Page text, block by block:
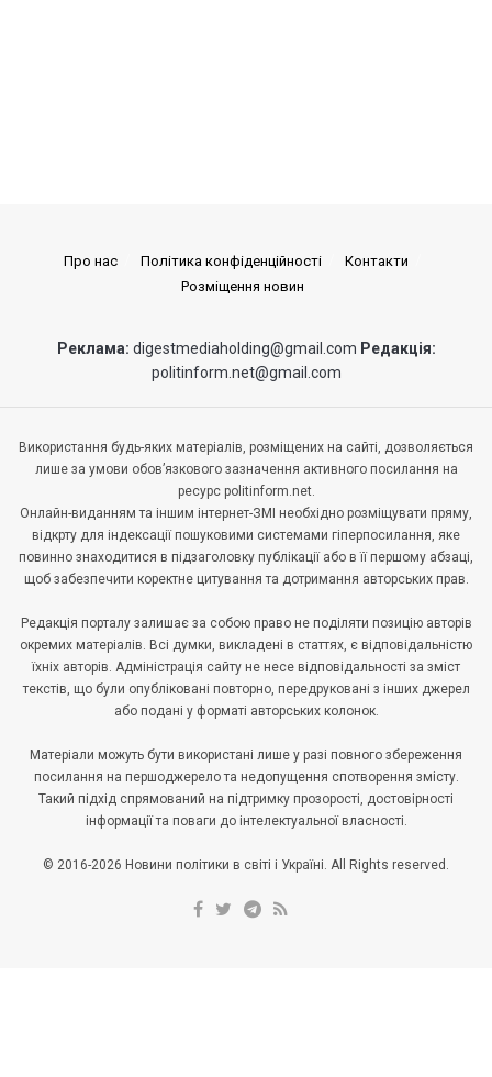
Про нас Політика конфіденційності
Контакти
Розміщення новин
Реклама: digestmediaholding@gmail.com Редакція:
politinform.net@gmail.com
Використання будь-яких матеріалів, розміщених на сайті, дозволяється
лише за умови обов’язкового зазначення активного посилання на
ресурс politinform.net.
Онлайн-виданням та іншим інтернет-ЗМІ необхідно розміщувати пряму,
відкрту для індексації пошуковими системами гіперпосилання, яке
повинно знаходитися в підзаголовку публікації або в її першому абзаці,
щоб забезпечити коректне цитування та дотримання авторських прав.
Редакція порталу залишає за собою право не поділяти позицію авторів
окремих матеріалів. Всі думки, викладені в статтях, є відповідальністю
їхніх авторів. Адміністрація сайту не несе відповідальності за зміст
текстів, що були опубліковані повторно, передруковані з інших джерел
або подані у форматі авторських колонок.
Матеріали можуть бути використані лише у разі повного збереження
посилання на першоджерело та недопущення спотворення змісту.
Такий підхід спрямований на підтримку прозорості, достовірності
інформації та поваги до інтелектуальної власності.
© 2016-2026 Новини політики в світі і Україні. All Rights reserved.